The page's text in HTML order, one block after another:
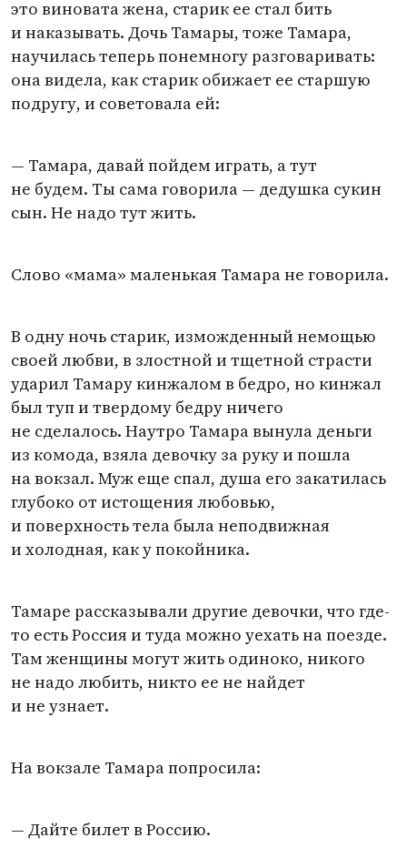
это виновата жена, старик ее стал бить
и наказывать. Дочь Тамары, тоже Тамара,
научилась теперь понемногу разговаривать:
она видела, как старик обижает ее старшую
подругу, и советовала ей:
— Тамара, давай пойдем играть, а тут
не будем. Ты сама говорила — дедушка сукин
сын. Не надо тут жить.
Слово «мама» маленькая Тамара не говорила.
В одну ночь старик, изможденный немощью
своей любви, в злостной и тщетной страсти
ударил Тамару кинжалом в бедро, но кинжал
был туп и твердому бедру ничего
не сделалось. Наутро Тамара вынула деньги
из комода, взяла девочку за руку и пошла
на вокзал. Муж еще спал, душа его закатилась
глубоко от истощения любовью,
и поверхность тела была неподвижная
и холодная, как у покойника.
Тамаре рассказывали другие девочки, что где-
то есть Россия и туда можно уехать на поезде.
Там женщины могут жить одиноко, никого
не надо любить, никто ее не найдет
и не узнает.
На вокзале Тамара попросила:
— Дайте билет в Россию.